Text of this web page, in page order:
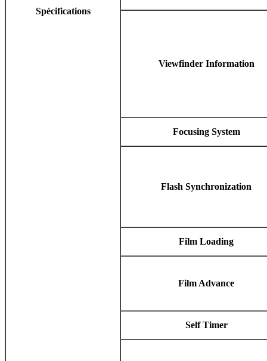
Spécifications
Viewfinder Information
Focusing System
Flash Synchronization
Film Loading
Film Advance
Self Timer